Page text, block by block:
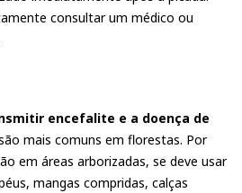
consultar um médico ou
encefalite e a doença de
mais comuns em florestas. Por
em áreas arborizadas, se deve usar
mangas compridas, calças